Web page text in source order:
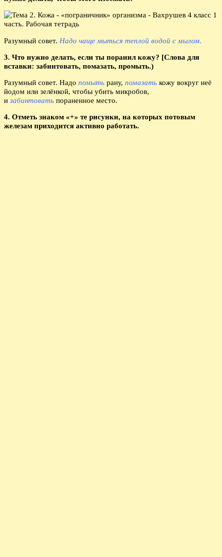
Разумный совет. Надо чаще мыться теплой водой с мылом.
3. Что нужно делать, если ты поранил кожу? [Слова для
вставки: забинтовать, помазать, промыть.)
Разумный совет. Надо помыть рану, помазать кожу вокруг неё
йодом или зелёнкой, чтобы убить микробов,
и забинтовать пораненное место.
4. Отметь знаком «+» те рисунки, на которых потовым
железам приходится активно работать.